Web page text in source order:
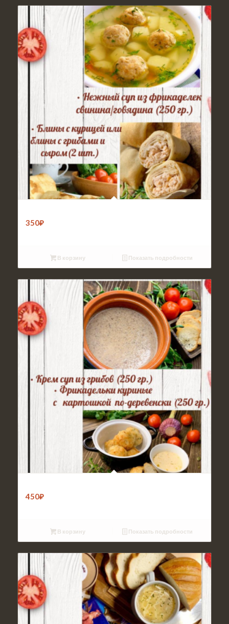
350₽
В корзину Показать подробности
450₽
В корзину Показать подробности